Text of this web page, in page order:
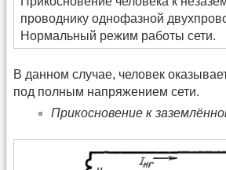
проводнику однофазной
Нормальный режим работы сети.
В данном случае, человек
под полным напряжением сети.
Прикосновение к